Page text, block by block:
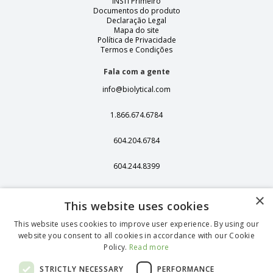
Documentos do produto
Declaração Legal
Mapa do site
Política de Privacidade
Termos e Condições
Fala com a gente
info@biolytical.com
1.866.674.6784
604.204.6784
604.244.8399
406 - 13251 Delf
Richmond, BC,
Canadá, V6V 2A2
1375 Stonegate
98248
×
This website uses cookies
This website uses cookies to improve user experience. By using our
website you consent to all cookies in accordance with our Cookie
Policy. Read more
STRICTLY NECESSARY PERFORMANCE